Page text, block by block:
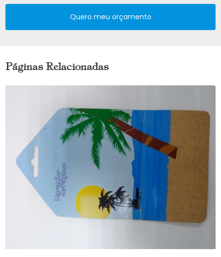
Quero meu orçamento
Páginas Relacionadas